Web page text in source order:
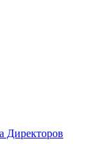
Директоров